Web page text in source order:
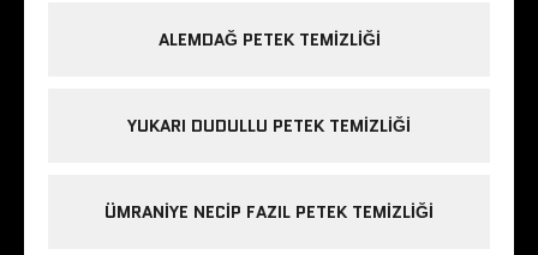
ALEMDAĞ PETEK TEMIZLIĞI
YUKARI DUDULLU PETEK TEMIZLIĞI
ÜMRANIYE NECIP FAZIL PETEK TEMIZLIĞI